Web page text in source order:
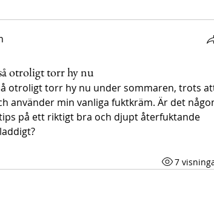
otroligt torr hy nu
otroligt torr hy nu under sommaren, trots
använder min vanliga fuktkräm. Är det
på ett riktigt bra och djupt återfuktande
7